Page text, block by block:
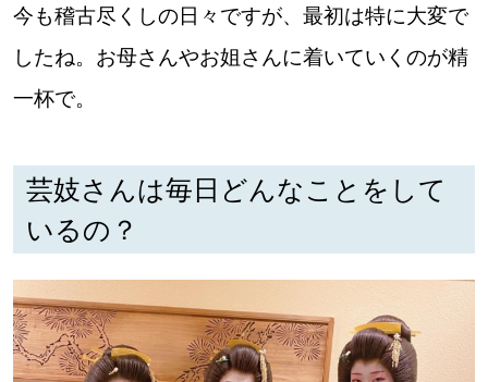
今も稽古尽くしの日々ですが、最初は特に大変で
したね。お母さんやお姐さんに着いていくのが精
一杯で。
芸妓さんは毎日どんなことをして
いるの？